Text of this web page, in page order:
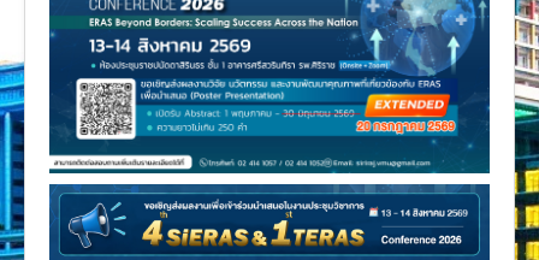
คู่มือการพยาบาล
งานวิเคราะห์/สังเคราะห์
เอกสารประกอบการสอน
นวัตกรรม
Download
Link Intranet